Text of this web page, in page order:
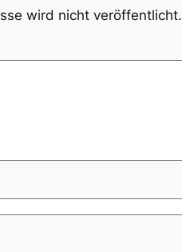
wird nicht veröffentlicht.